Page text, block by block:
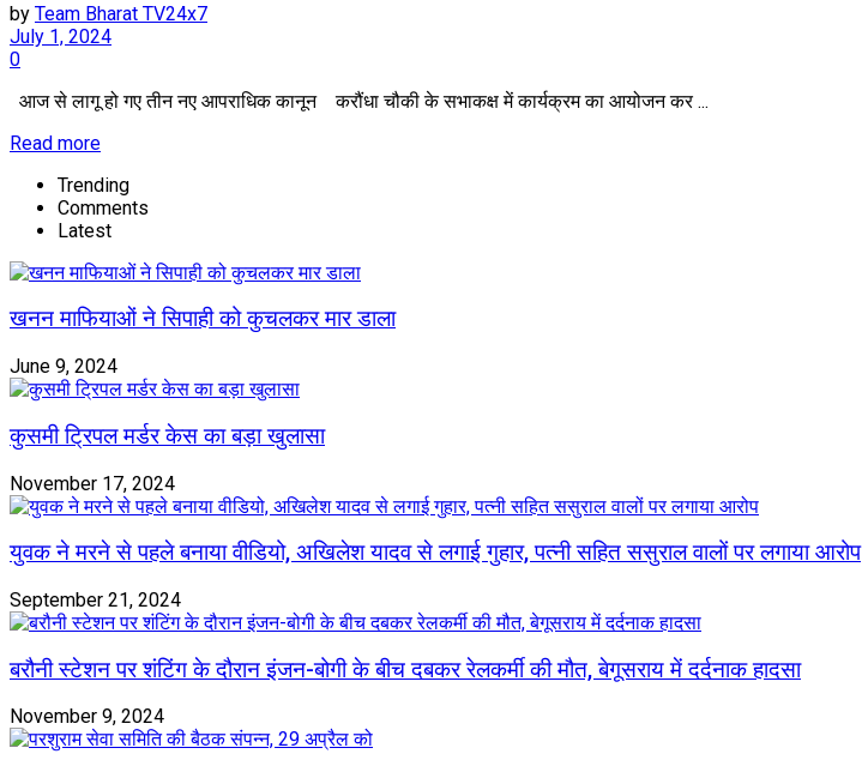
by Team Bharat TV24x7
July 1, 2024
0
आज से लागू हो गए तीन नए आपराधिक कानून करौंधा चौकी के सभाकक्ष में कार्यक्रम का आयोजन कर ...
Read more
Trending
Comments
Latest
खनन माफियाओं ने सिपाही को कुचलकर मार डाला
June 9, 2024
कुसमी ट्रिपल मर्डर केस का बड़ा खुलासा
November 17, 2024
युवक ने मरने से पहले बनाया वीडियो, अखिलेश यादव से लगाई गुहार, पत्नी सहित ससुराल वालों पर लगाया आरोप
September 21, 2024
बरौनी स्टेशन पर शंटिंग के दौरान इंजन-बोगी के बीच दबकर रेलकर्मी की मौत, बेगूसराय में दर्दनाक हादसा
November 9, 2024